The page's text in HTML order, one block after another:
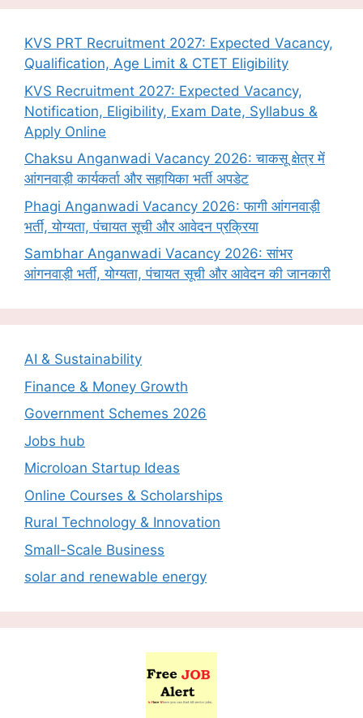
KVS PRT Recruitment 2027: Expected Vacancy,
Qualification, Age Limit & CTET Eligibility
KVS Recruitment 2027: Expected Vacancy,
Notification, Eligibility, Exam Date, Syllabus &
Apply Online
Chaksu Anganwadi Vacancy 2026: चाकसू क्षेत्र में
आंगनवाड़ी कार्यकर्ता और सहायिका भर्ती अपडेट
Phagi Anganwadi Vacancy 2026: फागी आंगनवाड़ी
भर्ती, योग्यता, पंचायत सूची और आवेदन प्रक्रिया
Sambhar Anganwadi Vacancy 2026: सांभर
आंगनवाड़ी भर्ती, योग्यता, पंचायत सूची और आवेदन की जानकारी
AI & Sustainability
Finance & Money Growth
Government Schemes 2026
Jobs hub
Microloan Startup Ideas
Online Courses & Scholarships
Rural Technology & Innovation
Small-Scale Business
solar and renewable energy